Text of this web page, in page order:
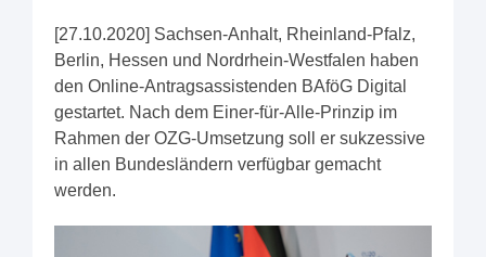
[27.10.2020] Sachsen-Anhalt, Rheinland-Pfalz,
Berlin, Hessen und Nordrhein-Westfalen haben
den Online-Antragsassistenden BAföG Digital
gestartet. Nach dem Einer-für-Alle-Prinzip im
Rahmen der OZG-Umsetzung soll er sukzessive
in allen Bundesländern verfügbar gemacht
werden.